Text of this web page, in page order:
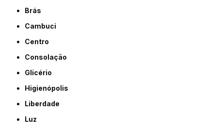
Brás
Cambuci
Centro
Consolação
Glicério
Higienópolis
Liberdade
Luz